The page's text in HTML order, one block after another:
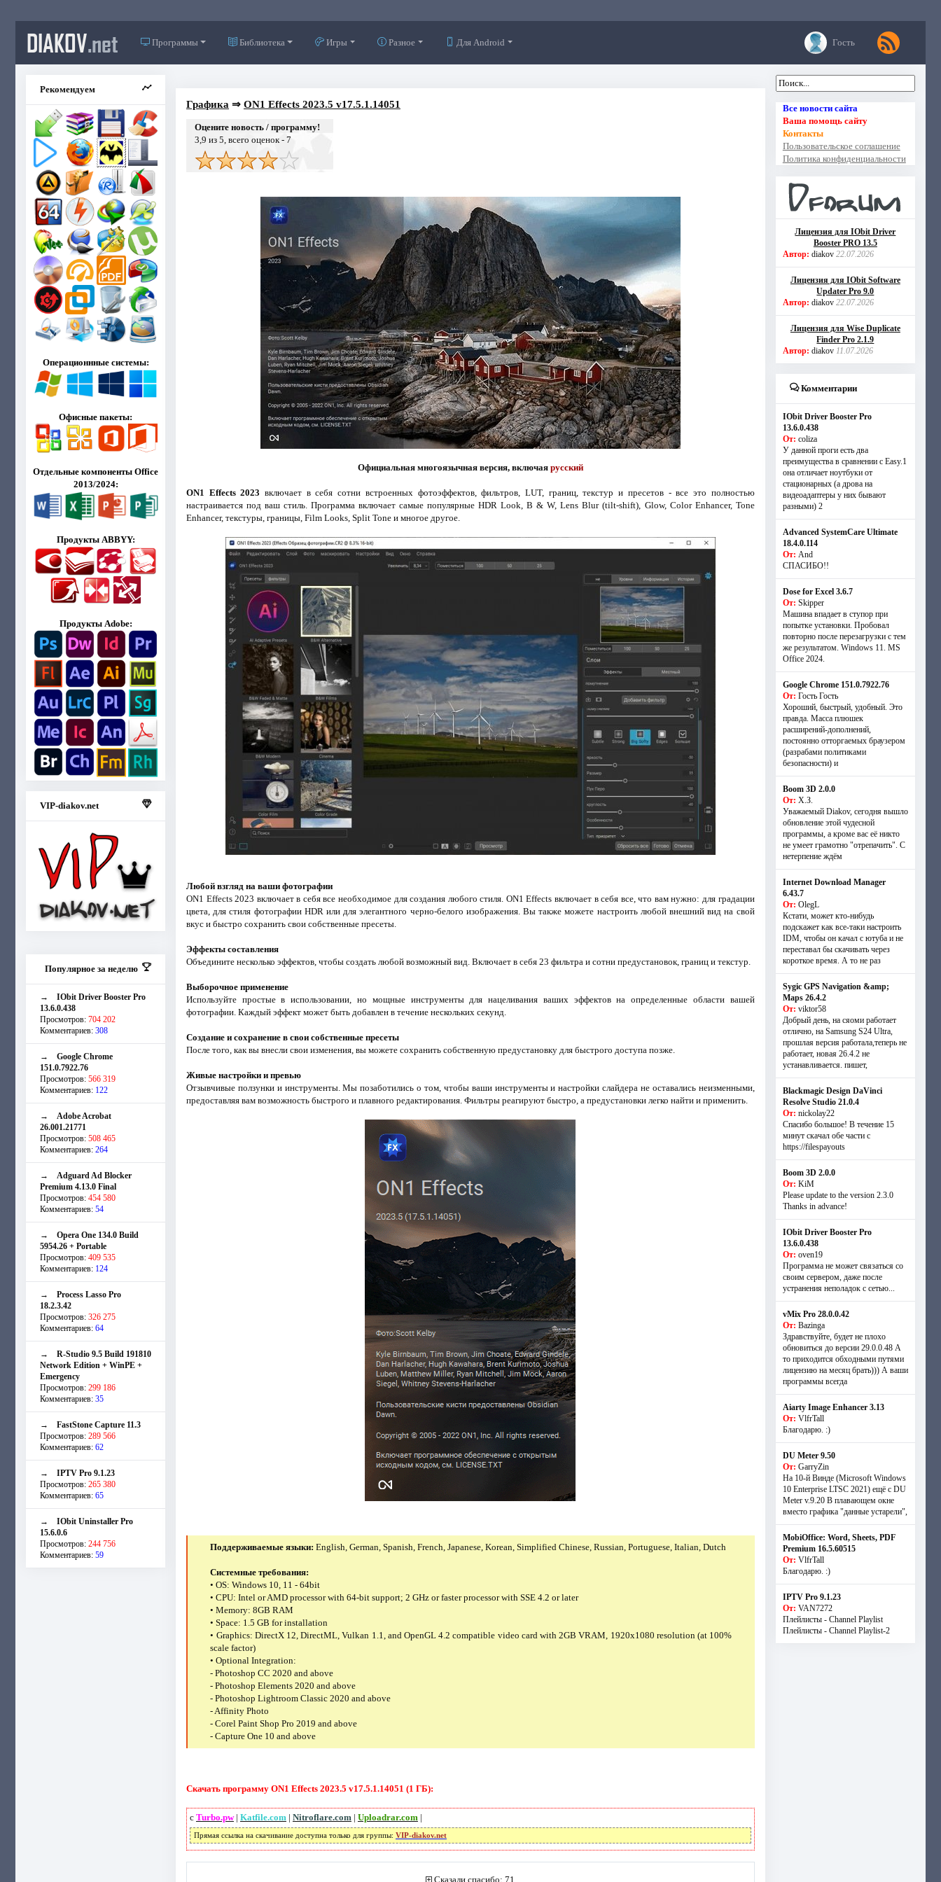
DIAKOV.net Программы Библиотека Игры Разное Для Android Гость
Рекомендуем
Операционнные системы:
Офисные пакеты:
Отдельные компоненты Office
2013/2024:
Продукты ABBYY:
Продукты Adobe:
VIP-diakov.net
Популярное за неделю
→ IObit Driver Booster Pro
13.6.0.438
Просмотров: 704 202
Комментариев: 308
→ Google Chrome
151.0.7922.76
Просмотров: 566 319
Комментариев: 122
→ Adobe Acrobat
26.001.21771
Просмотров: 508 465
Комментариев: 264
→ Adguard Ad Blocker
Premium 4.13.0 Final
Просмотров: 454 580
Комментариев: 54
→ Opera One 134.0 Build
5954.26 + Portable
Просмотров: 409 535
Комментариев: 124
→ Process Lasso Pro
18.2.3.42
Просмотров: 326 275
Комментариев: 64
→ R-Studio 9.5 Build 191810
Network Edition + WinPE +
Emergency
Просмотров: 299 186
Комментариев: 35
→ FastStone Capture 11.3
Просмотров: 289 566
Комментариев: 62
→ IPTV Pro 9.1.23
Просмотров: 265 380
Комментариев: 65
→ IObit Uninstaller Pro
15.6.0.6
Просмотров: 244 756
Комментариев: 59
Графика ⇒ ON1 Effects 2023.5 v17.5.1.14051
Оцените новость / программу!
3,9 из 5, всего оценок - 7
Официальная многоязычная версия, включая русский
ON1 Effects 2023 включает в себя сотни встроенных фотоэффектов, фильтров, LUT, границ, текстур и пресетов - все это полностью
настраивается под ваш стиль. Программа включает самые популярные HDR Look, B & W, Lens Blur (tilt-shift), Glow, Color Enhancer, Tone
Enhancer, текстуры, границы, Film Looks, Split Tone и многое другое.
Любой взгляд на ваши фотографии
ON1 Effects 2023 включает в себя все необходимое для создания любого стиля. ON1 Effects включает в себя все, что вам нужно: для градации
цвета, для стиля фотографии HDR или для элегантного черно-белого изображения. Вы также можете настроить любой внешний вид на свой
вкус и быстро сохранить свои собственные пресеты.
Эффекты составления
Объедините несколько эффектов, чтобы создать любой возможный вид. Включает в себя 23 фильтра и сотни предустановок, границ и текстур.
Выборочное применение
Используйте простые в использовании, но мощные инструменты для нацеливания ваших эффектов на определенные области вашей
фотографии. Каждый эффект может быть добавлен в течение нескольких секунд.
Создание и сохранение в свои собственные пресеты
После того, как вы внесли свои изменения, вы можете сохранить собственную предустановку для быстрого доступа позже.
Живые настройки и превью
Отзывчивые ползунки и инструменты. Мы позаботились о том, чтобы ваши инструменты и настройки слайдера не оставались неизменными,
предоставляя вам возможность быстрого и плавного редактирования. Фильтры реагируют быстро, а предустановки легко найти и применить.
Поддерживаемые языки: English, German, Spanish, French, Japanese, Korean, Simplified Chinese, Russian, Portuguese, Italian, Dutch
Системные требования:
• OS: Windows 10, 11 - 64bit
• CPU: Intel or AMD processor with 64-bit support; 2 GHz or faster processor with SSE 4.2 or later
• Memory: 8GB RAM
• Space: 1.5 GB for installation
• Graphics: DirectX 12, DirectML, Vulkan 1.1, and OpenGL 4.2 compatible video card with 2GB VRAM, 1920x1080 resolution (at 100%
scale factor)
• Optional Integration:
- Photoshop CC 2020 and above
- Photoshop Elements 2020 and above
- Photoshop Lightroom Classic 2020 and above
- Affinity Photo
- Corel Paint Shop Pro 2019 and above
- Capture One 10 and above
Скачать программу ON1 Effects 2023.5 v17.5.1.14051 (1 ГБ):
с Turbo.pw| Katfile.com| Nitroflare.com| Uploadrar.com|
Прямая ссылка на скачивание доступна только для группы: VIP-diakov.net
Сказали спасибо: 71
Все новости сайта
Ваша помощь сайту
Контакты
Пользовательское соглашение
Политика конфиденциальности
Лицензия для IObit Driver
Booster PRO 13.5
Автор: diakov 22.07.2026
Лицензия для IObit Software
Updater Pro 9.0
Автор: diakov 22.07.2026
Лицензия для Wise Duplicate
Finder Pro 2.1.9
Автор: diakov 11.07.2026
Комментарии
IObit Driver Booster Pro
13.6.0.438
От: coliza
У данной проги есть два
преимущества в сравнении с Easy.1
она отличает ноутбуки от
стационарных (а дрова на
видеоадаптеры у них бывают
разными) 2
Advanced SystemCare Ultimate
18.4.0.114
От: And
СПАСИБО!!
Dose for Excel 3.6.7
От: Skipper
Машина впадает в ступор при
попытке установки. Пробовал
повторно после перезагрузки с тем
же результатом. Windows 11. MS
Offiсe 2024.
Google Chrome 151.0.7922.76
От: Гость Гость
Хороший, быстрый, удобный. Это
правда. Масса плюшек
расширений-дополнений,
постоянно отторгаемых браузером
(разрабами политиками
безопасности) и
Boom 3D 2.0.0
От: Х.З.
Уважаемый Diakov, сегодня вышло
обновление этой чудесной
программы, а кроме вас её никто
не умеет грамотно "отрепачить". С
нетерпение ждём
Internet Download Manager
6.43.7
От: OlegL
Кстати, может кто-нибудь
подскажет как все-таки настроить
IDM, чтобы он качал с ютуба и не
переставал бы скачивать через
короткое время. А то не раз
Sygic GPS Navigation &amp;
Maps 26.4.2
От: viktor58
Добрый день, на сяоми работает
отлично, на Samsung S24 Ultra,
прошлая версия работала,теперь не
работает, новая 26.4.2 не
устанавливается. пишет,
Blackmagic Design DaVinci
Resolve Studio 21.0.4
От: nickolay22
Спасибо большое! В течение 15
минут скачал обе части с
https://filespayouts
Boom 3D 2.0.0
От: KiM
Please update to the version 2.3.0
Thanks in advance!
IObit Driver Booster Pro
13.6.0.438
От: oven19
Программа не может связаться со
своим сервером, даже после
устранения неполадок с сетью...
vMix Pro 28.0.0.42
От: Bazinga
Здравствуйте, будет не плохо
обновиться до версии 29.0.0.48 А
то приходится обходными путями
лицензию на месяц брать))) А ваши
программы всегда
Aiarty Image Enhancer 3.13
От: VlfrTall
Благодарю. :)
DU Meter 9.50
От: GarryZin
На 10-й Винде (Microsoft Windows
10 Enterprise LTSC 2021) ещё с DU
Meter v.9.20 В плавающем окне
вместо графика "данные устарели",
MobiOffice: Word, Sheets, PDF
Premium 16.5.60515
От: VlfrTall
Благодарю. :)
IPTV Pro 9.1.23
От: VAN7272
Плейлисты - Channel Playlist
Плейлисты - Channel Playlist-2